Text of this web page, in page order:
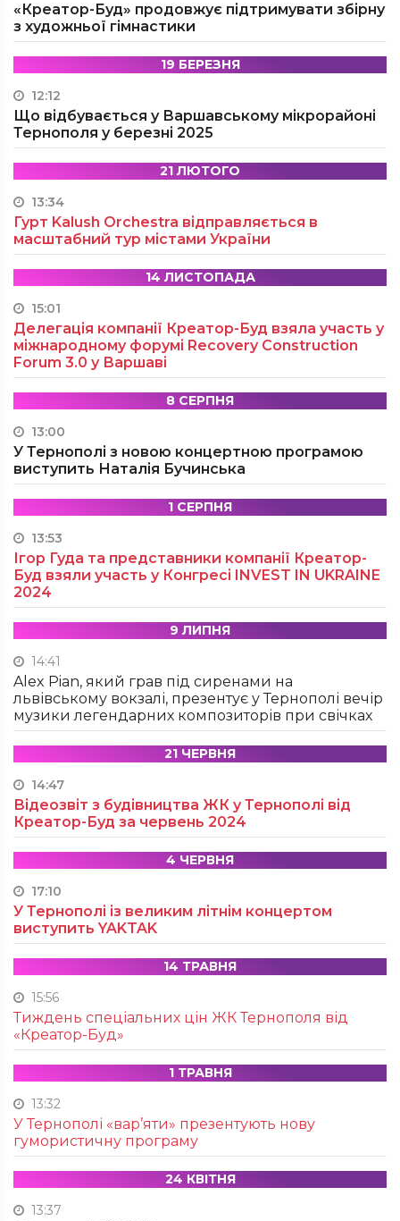
«Креатор-Буд» продовжує підтримувати збірну
з художньої гімнастики
19 БЕРЕЗНЯ
12:12
Що відбувається у Варшавському мікрорайоні
Тернополя у березні 2025
21 ЛЮТОГО
13:34
Гурт Kalush Orchestra відправляється в
масштабний тур містами України
14 ЛИСТОПАДА
15:01
Делегація компанії Креатор-Буд взяла участь у
міжнародному форумі Recovery Construction
Forum 3.0 у Варшаві
8 СЕРПНЯ
13:00
У Тернополі з новою концертною програмою
виступить Наталія Бучинська
1 СЕРПНЯ
13:53
Ігор Гуда та представники компанії Креатор-
Буд взяли участь у Конгресі INVEST IN UKRAINE
2024
9 ЛИПНЯ
14:41
Alex Pian, який грав під сиренами на
львівському вокзалі, презентує у Тернополі вечір
музики легендарних композиторів при свічках
21 ЧЕРВНЯ
14:47
Відеозвіт з будівництва ЖК у Тернополі від
Креатор-Буд за червень 2024
4 ЧЕРВНЯ
17:10
У Тернополі із великим літнім концертом
виступить YAKTAK
14 ТРАВНЯ
15:56
Тиждень спеціальних цін ЖК Тернополя від
«Креатор-Буд»
1 ТРАВНЯ
13:32
У Тернополі «вар’яти» презентують нову
гумористичну програму
24 КВІТНЯ
13:37